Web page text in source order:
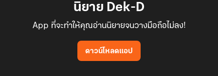
นิยาย Dek-D
App ที่จะทำให้คุณอ่านนิยายจนวางมือถือไม่ลง!
ดาวน์โหลดแอป